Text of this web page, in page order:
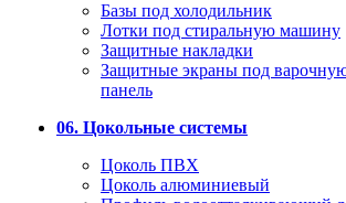
Базы под холодильник
Лотки под стиральную машину
Защитные накладки
Защитные экраны под
панель
06. Цокольные системы
Цоколь ПВХ
Цоколь алюминиевый